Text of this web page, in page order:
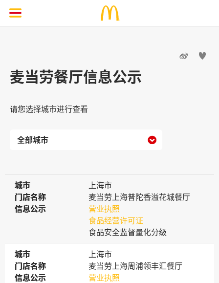
 
麦当劳餐厅信息公示
请您选择城市进行查看

城市
城市
上海市
门店名称
门店名称
麦当劳上海普陀香溢花城餐厅
信息公示
信息公示
营业执照
食品经营许可证
食品安全监督量化分级
城市
城市
上海市
门店名称
门店名称
麦当劳上海周浦领丰汇餐厅
信息公示
信息公示
营业执照